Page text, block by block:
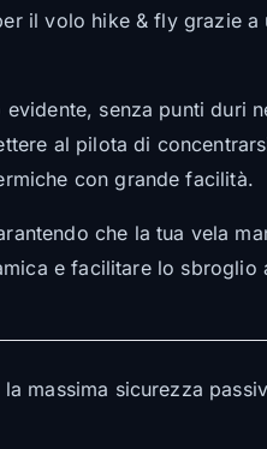
il volo hike & fly grazie a
senza punti duri
al pilota di
con grande facilità.
che la tua vela
e facilitare lo sbroglio
massima sicurezza